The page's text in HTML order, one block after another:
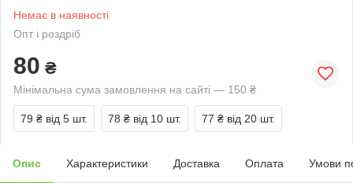
Немає в наявності
Опт і роздріб
80 ₴
Мінімальна сума замовлення на сайті — 150 ₴
79 ₴ від 5 шт. 78 ₴ від 10 шт. 77 ₴ від 20 шт.
Опис Характеристики Доставка Оплата Умови